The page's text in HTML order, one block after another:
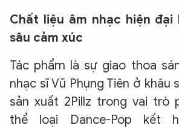
Chất liệu âm nhạc hiện đại
sâu cảm xúc
Tác phẩm là sự giao thoa
nhạc sĩ Vũ Phụng Tiên ở khâu
sản xuất 2Pillz trong vai trò
thể loại Dance-Pop kết